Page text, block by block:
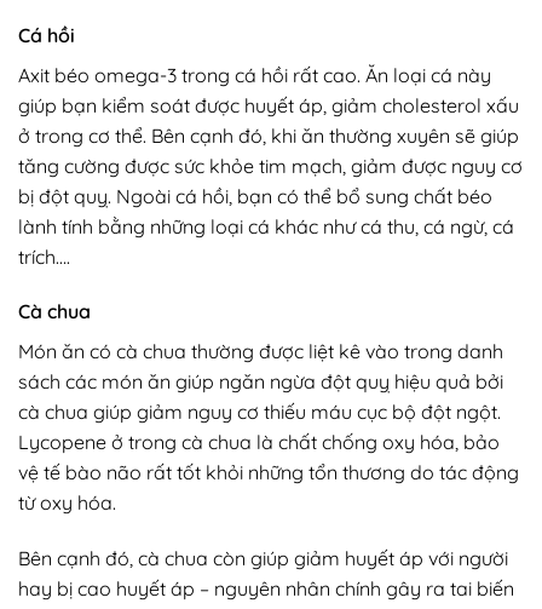
Cá hồi
Axit béo omega-3 trong cá hồi rất cao. Ăn loại cá này
giúp bạn kiểm soát được huyết áp, giảm cholesterol xấu
ở trong cơ thể. Bên cạnh đó, khi ăn thường xuyên sẽ giúp
tăng cường được sức khỏe tim mạch, giảm được nguy cơ
bị đột quỵ. Ngoài cá hồi, bạn có thể bổ sung chất béo
lành tính bằng những loại cá khác như cá thu, cá ngừ, cá
trích….
Cà chua
Món ăn có cà chua thường được liệt kê vào trong danh
sách các món ăn giúp ngăn ngừa đột quỵ hiệu quả bởi
cà chua giúp giảm nguy cơ thiếu máu cục bộ đột ngột.
Lycopene ở trong cà chua là chất chống oxy hóa, bảo
vệ tế bào não rất tốt khỏi những tổn thương do tác động
từ oxy hóa.
Bên cạnh đó, cà chua còn giúp giảm huyết áp với người
hay bị cao huyết áp – nguyên nhân chính gây ra tai biến